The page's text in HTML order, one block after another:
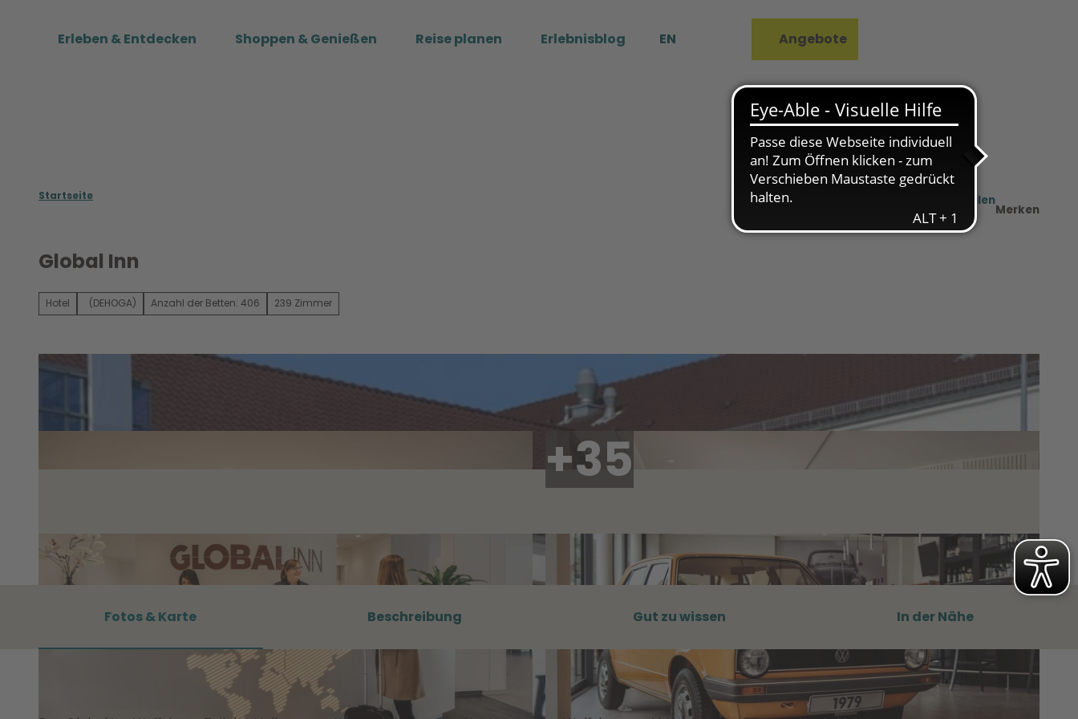
Erleben & Entdecken Shoppen & Genießen Reise planen Erlebnisblog EN Angebote
Startseite
PDF
Teilen
Merken
Global Inn
Hotel (DEHOGA) Anzahl der Betten: 406 239 Zimmer
Fotos & Karte Beschreibung Gut zu wissen In der Nähe